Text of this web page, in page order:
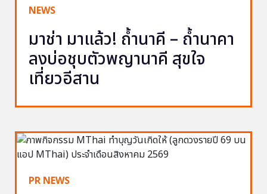
NEWS
มาช่า มาแล้ว! ถ้ำนาคี – ถ้ำนาคา
ลงบ่อชุบตัวพญานาคี สุขใจ
เที่ยวอีสาน
PR NEWS